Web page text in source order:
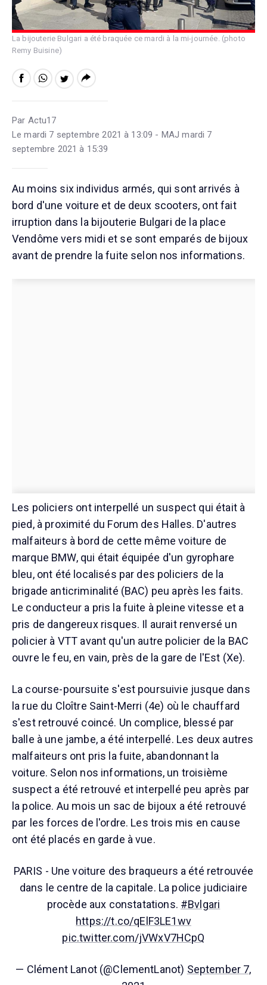
La bijouterie Bulgari a été braquée ce mardi à la mi-journée. (photo
Remy Buisine)
Par Actu17
Le mardi 7 septembre 2021 à 13:09 - MAJ mardi 7
septembre 2021 à 15:39
Au moins six individus armés, qui sont arrivés à
bord d'une voiture et de deux scooters, ont fait
irruption dans la bijouterie Bulgari de la place
Vendôme vers midi et se sont emparés de bijoux
avant de prendre la fuite selon nos informations.
Les policiers ont interpellé un suspect qui était à
pied, à proximité du Forum des Halles. D'autres
malfaiteurs à bord de cette même voiture de
marque BMW, qui était équipée d'un gyrophare
bleu, ont été localisés par des policiers de la
brigade anticriminalité (BAC) peu après les faits.
Le conducteur a pris la fuite à pleine vitesse et a
pris de dangereux risques. Il aurait renversé un
policier à VTT avant qu'un autre policier de la BAC
ouvre le feu, en vain, près de la gare de l'Est (Xe).
La course-poursuite s'est poursuivie jusque dans
la rue du Cloître Saint-Merri (4e) où le chauffard
s'est retrouvé coincé. Un complice, blessé par
balle à une jambe, a été interpellé. Les deux autres
malfaiteurs ont pris la fuite, abandonnant la
voiture. Selon nos informations, un troisième
suspect a été retrouvé et interpellé peu après par
la police. Au mois un sac de bijoux a été retrouvé
par les forces de l'ordre. Les trois mis en cause
ont été placés en garde à vue.
PARIS - Une voiture des braqueurs a été retrouvée
dans le centre de la capitale. La police judiciaire
procède aux constatations. #Bvlgari
https://t.co/qElF3LE1wv
pic.twitter.com/jVWxV7HCpQ
— Clément Lanot (@ClementLanot) September 7,